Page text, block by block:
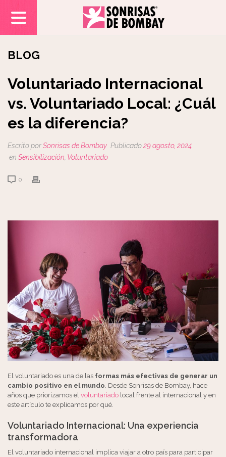
BLOG
Voluntariado Internacional
vs. Voluntariado Local: ¿Cuál
es la diferencia?
Escrito porSonrisas de Bombay Publicado29 agosto, 2024
en Sensibilización Voluntariado
0
El voluntariado es una de las formas más efectivas de generar un
cambio positivo en el mundo. Desde Sonrisas de Bombay, hace
años que priorizamos el voluntariado local frente al internacional y en
este artículo te explicamos por qué.
Voluntariado Internacional: Una experiencia
transformadora
El voluntariado internacional implica viajar a otro país para participar